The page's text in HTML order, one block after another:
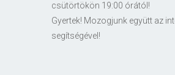
csütörtökön 19:00 órától!
Gyertek! Mozogjunk együtt az
segítségével!